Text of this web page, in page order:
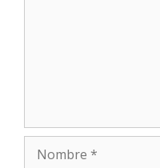
a
o